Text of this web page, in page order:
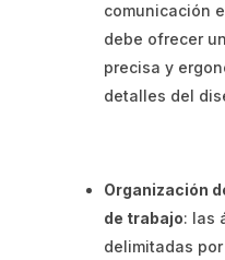
comunicación
debe ofrecer
precisa y
detalles del
Organización
de trabajo: las
delimitadas